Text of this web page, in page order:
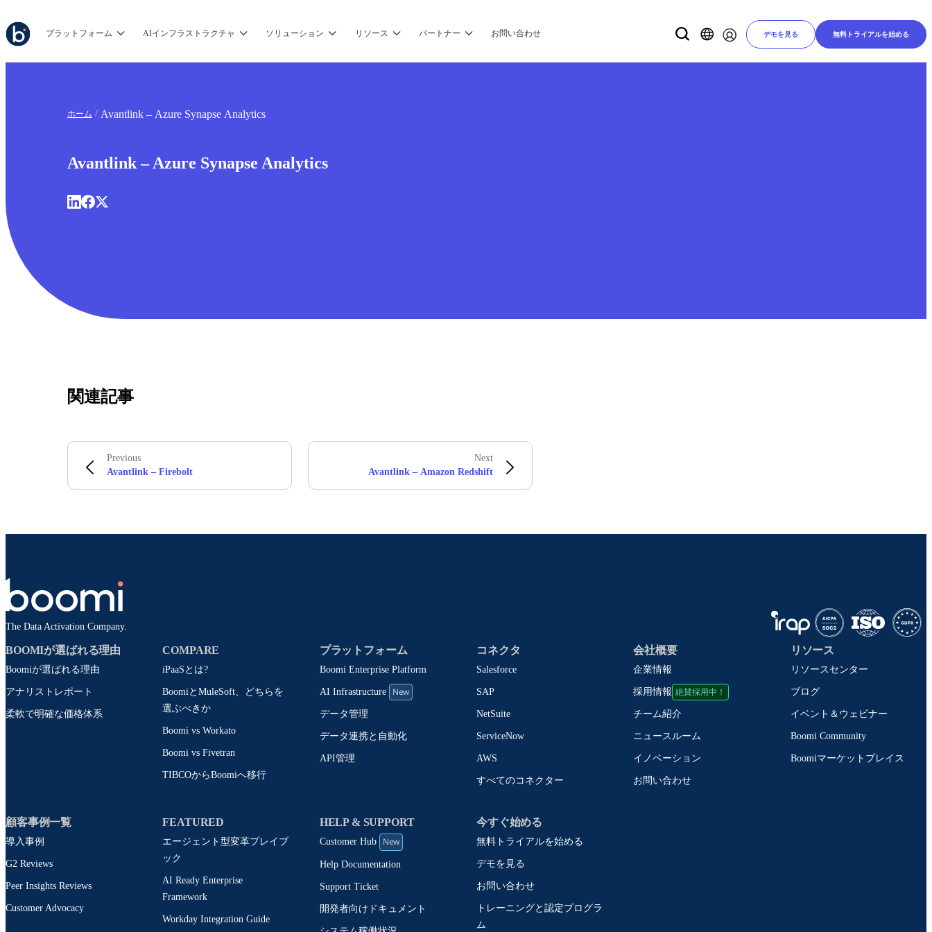
プラットフォーム AIインフラストラクチャ ソリューション リソース パートナー お問い合わせ デモを見る 無料トライアルを始める
ホーム Avantlink – Azure Synapse Analytics
Avantlink – Azure Synapse Analytics
関連記事
Previous
Avantlink – Firebolt
Next
Avantlink – Amazon Redshift
The Data Activation Company.
BOOMIが選ばれる理由
Boomiが選ばれる理由
アナリストレポート
柔軟で明確な価格体系
COMPARE
iPaaSとは?
BoomiとMuleSoft、どちらを
選ぶべきか
Boomi vs Workato
Boomi vs Fivetran
TIBCOからBoomiへ移行
プラットフォーム
Boomi Enterprise Platform
AI Infrastructure New
データ管理
データ連携と自動化
API管理
コネクタ
Salesforce
SAP
NetSuite
ServiceNow
AWS
すべてのコネクター
会社概要
企業情報
採用情報 絶賛採用中！
チーム紹介
ニュースルーム
イノベーション
お問い合わせ
リソース
リソースセンター
ブログ
イベント＆ウェビナー
Boomi Community
Boomiマーケットプレイス
顧客事例一覧
導入事例
G2 Reviews
Peer Insights Reviews
Customer Advocacy
FEATURED
エージェント型変革プレイブ
ック
AI Ready Enterprise
Framework
Workday Integration Guide
HELP & SUPPORT
Customer Hub New
Help Documentation
Support Ticket
開発者向けドキュメント
今すぐ始める
無料トライアルを始める
デモを見る
お問い合わせ
トレーニングと認定プログラ
ム